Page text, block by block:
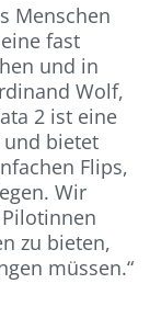
Menschen
fast
und in
Wolf,
2 ist eine
und bietet
Flips,
Wir
zu bieten,
müssen.“